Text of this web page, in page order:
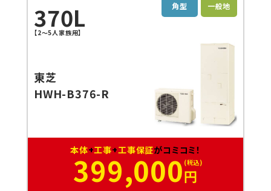
370L
【2～5人家族用】
角型 一般地
東芝
HWH-B376-R
本体+工事+工事保証がコミコミ！
399,000円